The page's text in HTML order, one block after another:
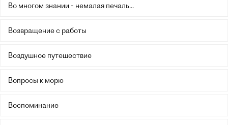
Во многом знании - немалая печаль...
Возвращение с работы
Воздушное путешествие
Вопросы к морю
Воспоминание